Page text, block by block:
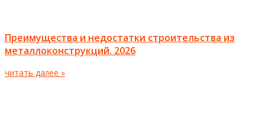
Преимущества и недостатки строительства из
металлоконструкций. 2026
читать далее »